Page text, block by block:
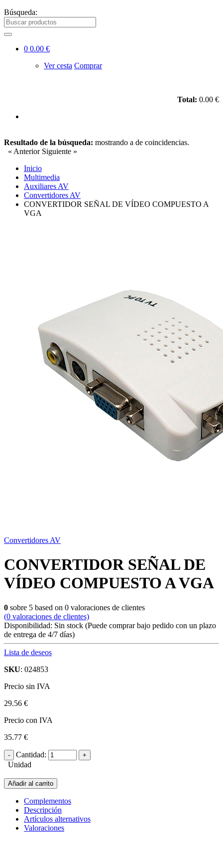
Búsqueda:
0 0.00 €
Ver cesta Comprar
Total: 0.00 €
Resultado de la búsqueda: mostrando a de coincidencias.
« Anterior Siguiente »
Inicio
Multimedia
Auxiliares AV
Convertidores AV
CONVERTIDOR SEÑAL DE VÍDEO COMPUESTO A
VGA
Convertidores AV
CONVERTIDOR SEÑAL DE
VÍDEO COMPUESTO A VGA
0 sobre 5 based on 0 valoraciones de clientes
(0 valoraciones de clientes)
Disponibilidad: Sin stock (Puede comprar bajo pedido con un plazo
de entrega de 4/7 días)
Lista de deseos
SKU: 024853
Precio sin IVA
29.56 €
Precio con IVA
35.77 €
Cantidad:
Unidad
Añadir al carrito
Complementos
Descripción
Artículos alternativos
Valoraciones